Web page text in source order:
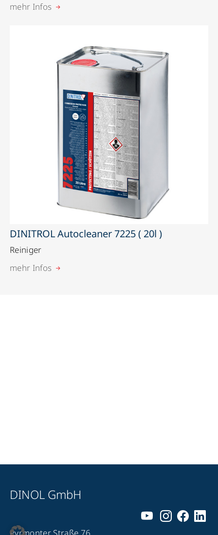
mehr Infos
DINITROL Autocleaner 7225 ( 20l )
Reiniger
mehr Infos
DINOL GmbH